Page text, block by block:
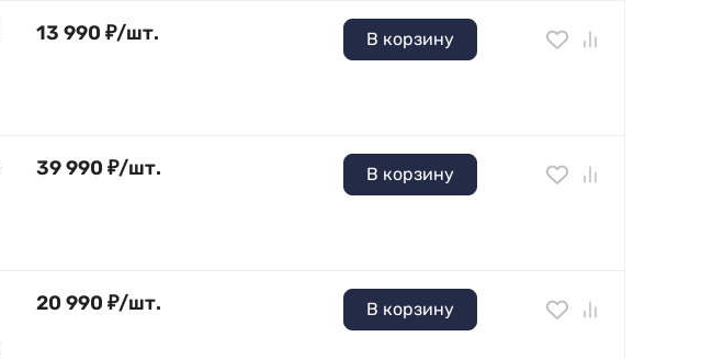
13 990 ₽/шт. В корзину
39 990 ₽/шт. В корзину
20 990 ₽/шт. В корзину